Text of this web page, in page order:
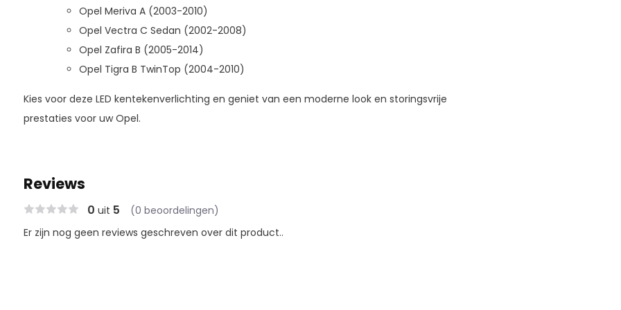
Opel Meriva A (2003-2010)
Opel Vectra C Sedan (2002-2008)
Opel Zafira B (2005-2014)
Opel Tigra B TwinTop (2004-2010)
Kies voor deze LED kentekenverlichting en geniet van een moderne look en storingsvrije
prestaties voor uw Opel.
Reviews
0 uit 5 (0 beoordelingen)
Er zijn nog geen reviews geschreven over dit product..